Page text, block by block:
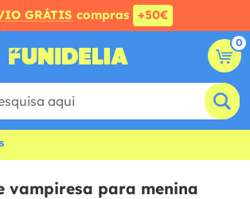
GRÁTIS compras +50€
0
vampiresa para menina